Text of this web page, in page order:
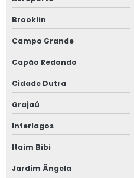
Brooklin
Campo Grande
Capão Redondo
Cidade Dutra
Grajaú
Interlagos
Itaim Bibi
Jardim Ângela